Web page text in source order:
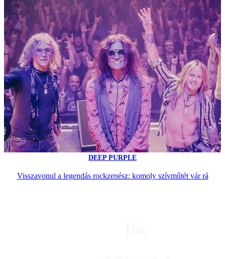
DEEP PURPLE
Visszavonul a legendás rockzenész: komoly szívműtét vár rá